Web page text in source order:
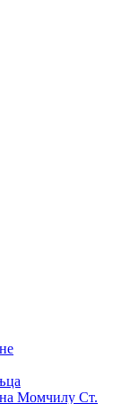
Момчилу Ст.